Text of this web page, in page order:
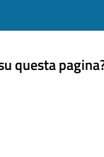
questa